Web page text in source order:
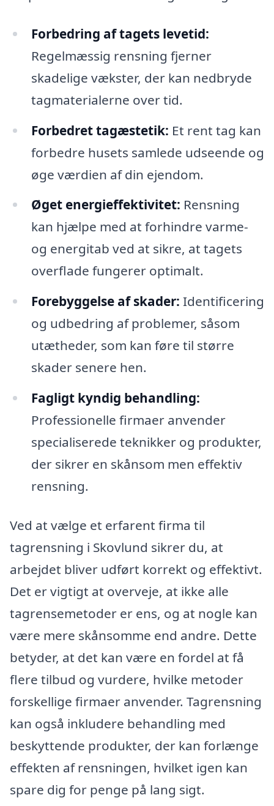
Forbedring af tagets levetid:
Regelmæssig rensning fjerner
skadelige vækster, der kan nedbryde
tagmaterialerne over tid.
Forbedret tagæstetik: Et rent tag kan
forbedre husets samlede udseende og
øge værdien af din ejendom.
Øget energieffektivitet: Rensning
kan hjælpe med at forhindre varme-
og energitab ved at sikre, at tagets
overflade fungerer optimalt.
Forebyggelse af skader: Identificering
og udbedring af problemer, såsom
utætheder, som kan føre til større
skader senere hen.
Fagligt kyndig behandling:
Professionelle firmaer anvender
specialiserede teknikker og produkter,
der sikrer en skånsom men effektiv
rensning.
Ved at vælge et erfarent firma til
tagrensning i Skovlund sikrer du, at
arbejdet bliver udført korrekt og effektivt.
Det er vigtigt at overveje, at ikke alle
tagrensemetoder er ens, og at nogle kan
være mere skånsomme end andre. Dette
betyder, at det kan være en fordel at få
flere tilbud og vurdere, hvilke metoder
forskellige firmaer anvender. Tagrensning
kan også inkludere behandling med
beskyttende produkter, der kan forlænge
effekten af rensningen, hvilket igen kan
spare dig for penge på lang sigt.